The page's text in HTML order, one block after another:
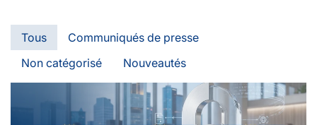
Communiqués de presse
Non catégorisé
Nouveautés
Tous